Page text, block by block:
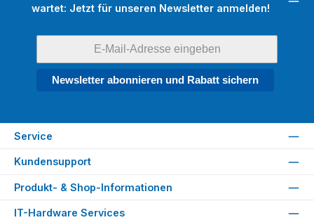
wartet: Jetzt für unseren Newsletter anmelden!
Newsletter abonnieren und Rabatt sichern
Service
Kundensupport
Produkt- & Shop-Informationen
IT-Hardware Services